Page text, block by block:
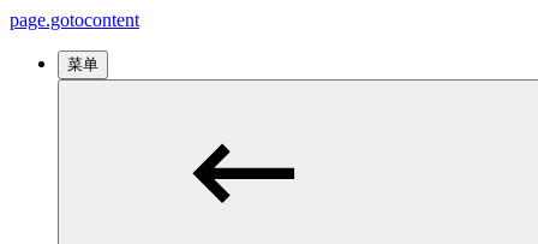
page.gotocontent
菜单